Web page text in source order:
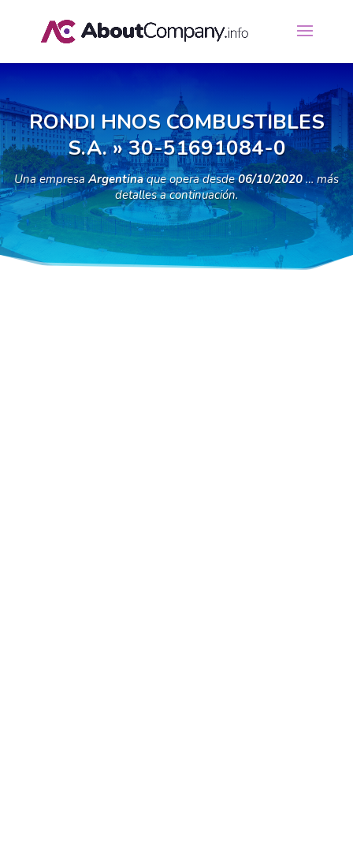
RONDI HNOS COMBUSTIBLES
S.A. » 30-51691084-0
Una empresaArgentinaque opera desde06/10/2020… más
detalles a continuación.